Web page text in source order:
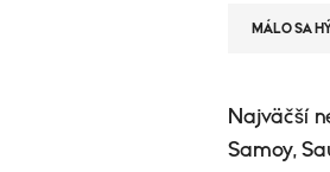
MÁLO SA
​Najväčší
Samoy,